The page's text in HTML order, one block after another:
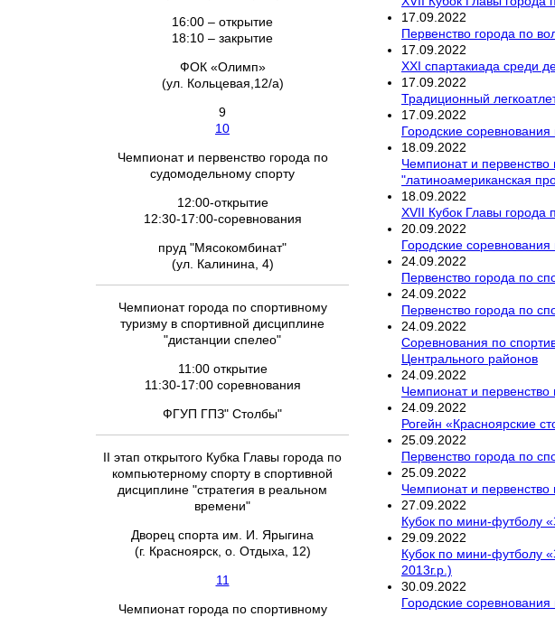
16:00 – открытие
18:10 – закрытие
ФОК «Олимп»
(ул. Кольцевая,12/а)
9
10
Чемпионат и первенство города по
судомодельному спорту
12:00-открытие
12:30-17:00-соревнования
пруд "Мясокомбинат"
(ул. Калинина, 4)
Чемпионат города по спортивному
туризму в спортивной дисциплине
"дистанции спелео"
11:00 открытие
11:30-17:00 соревнования
ФГУП ГПЗ" Столбы"
II этап открытого Кубка Главы города по
компьютерному спорту в спортивной
дисциплине "стратегия в реальном
времени"
Дворец спорта им. И. Ярыгина
(г. Красноярск, о. Отдыха, 12)
11
Чемпионат города по спортивному
17 09 2022
Первенство города по
17 09 2022
XXI спартакиада среди
17 09 2022
Традиционный
17 09 2022
Городские
18 09 2022
Чемпионат и первенство
"латиноамериканская
18 09 2022
XVII Кубок Главы города
20 09 2022
Городские
24 09 2022
Первенство города по
24 09 2022
Первенство города по
24 09 2022
Соревнования по
Центрального районов
24 09 2022
Чемпионат и
24 09 2022
Рогейн «Красноярские
25 09 2022
Первенство города по
25 09 2022
Чемпионат и
27 09 2022
Кубок по мини-футболу
29 09 2022
Кубок по мини-футболу
2013г.р.)
30 09 2022
Городские